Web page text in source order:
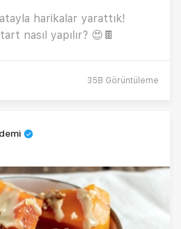
harikalar yarattık!
nasıl yapılır? 😍🍫
35B Görüntüleme